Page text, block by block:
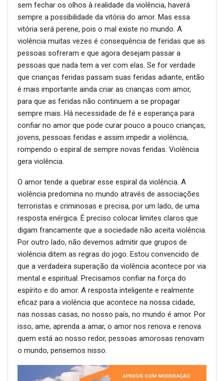
sem fechar os olhos à realidade da violência, haverá
sempre a possibilidade da vitória do amor. Mas essa
vitória será perene, pois o mal existe no mundo. A
violência muitas vezes é consequência de feridas que as
pessoas sofreram e que agora desejam passar a
pessoas que nada tem a ver com elas. Se for verdade
que crianças feridas passam suas feridas adiante, então
é mais importante ainda criar as crianças com amor,
para que as feridas não continuem a se propagar
sempre mais. Há necessidade de fé e esperança para
confiar no amor que pode curar pouco a pouco crianças,
jovens, pessoas feridas e assim impedir a violência,
rompendo o espiral de sempre novas feridas. Violência
gera violência.
O amor tende a quebrar esse espiral da violência. A
violência predomina no mundo através de associações
terroristas e criminosas e precisa, por um lado, de uma
resposta enérgica. É preciso colocar limites claros que
digam francamente que a sociedade não aceita violência.
Por outro lado, não devemos admitir que grupos de
violência ditem as regras do jogo. Estou convencido de
que a verdadeira superação da violência acontece por via
mental e espiritual. Precisamos confiar na força do
espírito e do amor. A resposta inteligente e realmente
eficaz para a violência que acontece na nossa cidade,
nas nossas casas, no nosso país, no mundo é amor. Por
isso, ame, aprenda a amar, o amor nos renova e renova
quem está ao nosso redor, pessoas amorosas renovam
o mundo, pensemos nisso.